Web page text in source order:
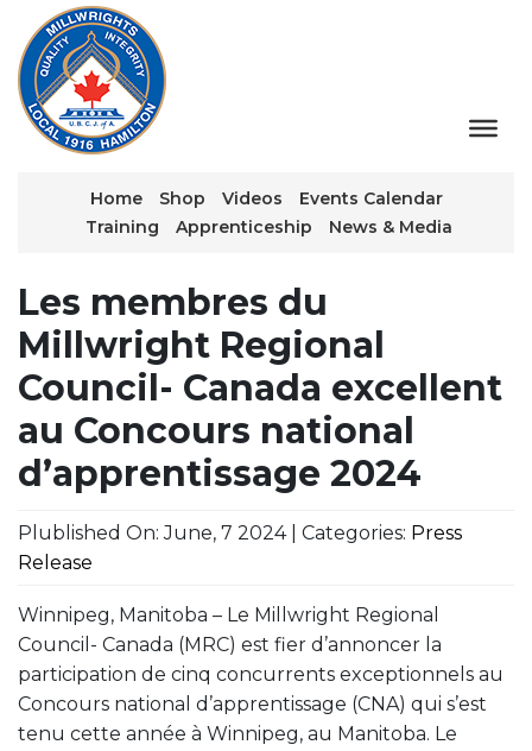
Home Shop Videos
Events Calendar
Training
Apprenticeship News & Media
Les membres du
Millwright Regional
Council- Canada excellent
au Concours national
d’apprentissage 2024
Plublished On: June, 7 2024 | Categories: Press
Release
Winnipeg, Manitoba – Le Millwright Regional
Council- Canada (MRC) est fier d’annoncer la
participation de cinq concurrents exceptionnels au
Concours national d’apprentissage (CNA) qui s’est
tenu cette année à Winnipeg, au Manitoba. Le